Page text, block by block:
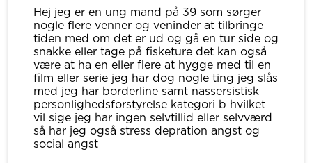
Hej jeg er en ung mand på 39 som sørger
nogle flere venner og veninder at tilbringe
tiden med om det er ud og gå en tur side og
snakke eller tage på fisketure det kan også
være at ha en eller flere at hygge med til en
film eller serie jeg har dog nogle ting jeg slås
med jeg har borderline samt nassersistisk
personlighedsforstyrelse kategori b hvilket
vil sige jeg har ingen selvtillid eller selvværd
så har jeg også stress depration angst og
social angst